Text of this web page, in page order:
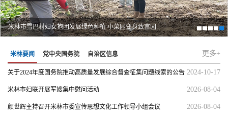
米林市雪巴村妇女抱团发展绿色种植 小菜园变身致富园
米林要闻 党中央国务院 自治区信息 更多+
2024-10-17
关于2024年度国务院推动高质量发展综合督查征集问题线索的公告
2026-08-04
米林市妇联开展军嫂集中慰问活动
2026-08-04
颜世辉主持召开米林市委宣传思想文化工作领导小组会议